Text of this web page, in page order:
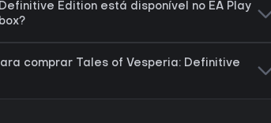
Edition está disponível no EA Play
comprar Tales of Vesperia: Definitive